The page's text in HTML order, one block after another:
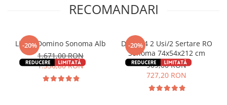
RECOMANDARI
-20%
Living Domino Sonoma Alb
1.671,00 RON
1.336,80 RON
-20%
Dulap-4 2 Usi/2 Sertare RO
Sonoma 74x54x212 cm
909,00 RON
727,20 RON